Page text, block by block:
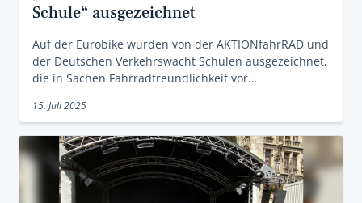
Schule“ ausgezeichnet
Auf der Eurobike wurden von der AKTIONfahrRAD und
der Deutschen Verkehrswacht Schulen ausgezeichnet,
die in Sachen Fahrradfreundlichkeit vor…
15. Juli 2025